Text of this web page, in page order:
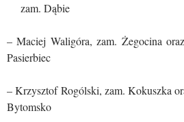
zam. Dąbie
– Maciej Waligóra, zam. Żegocina
Pasierbiec
– Krzysztof Rogólski, zam. Kokuszka
Bytomsko